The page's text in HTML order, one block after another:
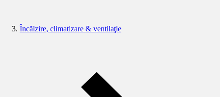
Încălzire, climatizare & ventilaţie